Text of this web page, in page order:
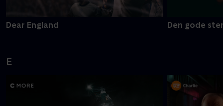
Dear England Den gode
E